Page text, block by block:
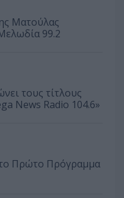
Ματούλας
99.2
τους τίτλους
News Radio 104.6»
Πρώτο Πρόγραμμα